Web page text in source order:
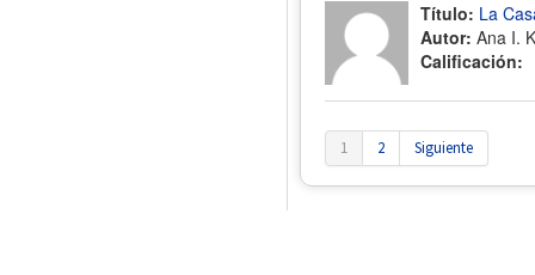
Título: La
Autor: Ana I.
Calificación:
1 2 Siguiente